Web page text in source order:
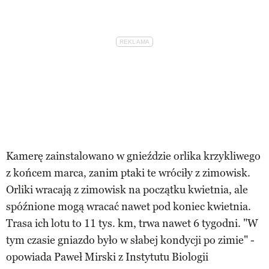
Kamerę zainstalowano w gnieździe orlika krzykliwego
z końcem marca, zanim ptaki te wróciły z zimowisk.
Orliki wracają z zimowisk na początku kwietnia, ale
spóźnione mogą wracać nawet pod koniec kwietnia.
Trasa ich lotu to 11 tys. km, trwa nawet 6 tygodni. "W
tym czasie gniazdo było w słabej kondycji po zimie" -
opowiada Paweł Mirski z Instytutu Biologii